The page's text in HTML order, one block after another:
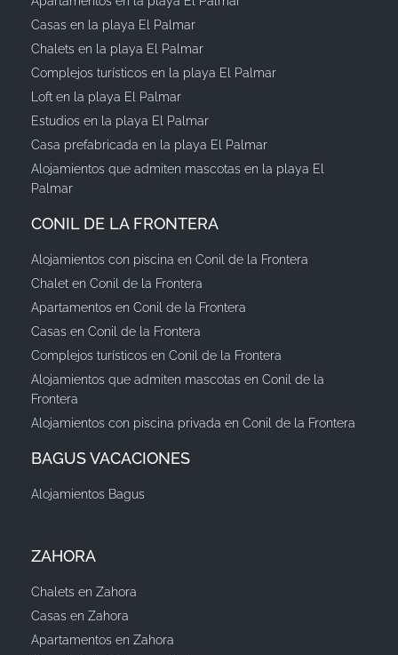
Casas en la playa El Palmar
Chalets en la playa El Palmar
Complejos turísticos en la playa El Palmar
Loft en la playa El Palmar
Estudios en la playa El Palmar
Casa prefabricada en la playa El Palmar
Alojamientos que admiten mascotas en la playa El
Palmar
CONIL DE LA FRONTERA
Alojamientos con piscina en Conil de la Frontera
Chalet en Conil de la Frontera
Apartamentos en Conil de la Frontera
Casas en Conil de la Frontera
Complejos turísticos en Conil de la Frontera
Alojamientos que admiten mascotas en Conil de la
Frontera
Alojamientos con piscina privada en Conil de la Frontera
BAGUS VACACIONES
Alojamientos Bagus
ZAHORA
Chalets en Zahora
Casas en Zahora
Apartamentos en Zahora